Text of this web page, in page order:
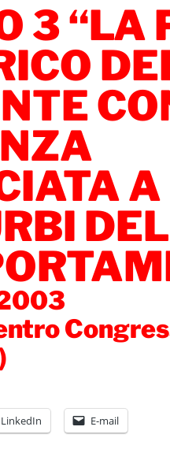
3 “LA
A
DEL
LinkedIn E-mail